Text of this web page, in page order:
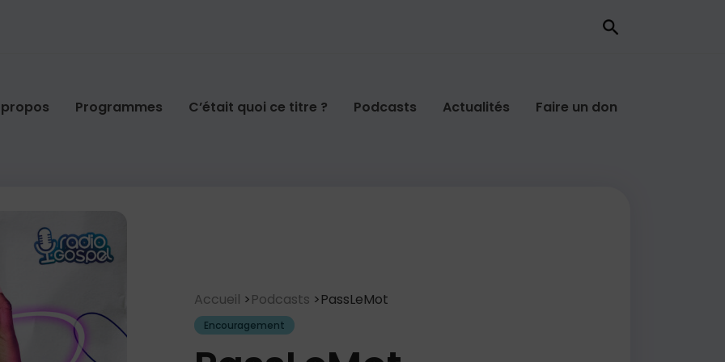
propos Programmes C’était quoi ce titre ? Podcasts Actualités Faire un don
Accueil Podcasts PassLeMot
Encouragement